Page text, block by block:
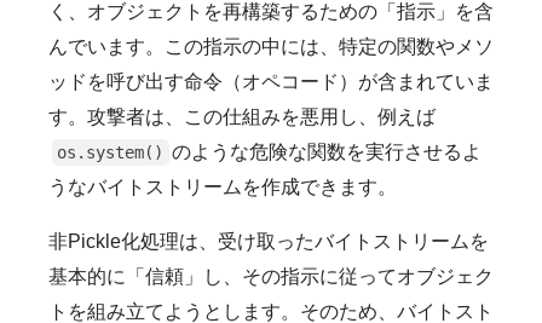
く、オブジェクトを再構築するための「指示」を含
んでいます。この指示の中には、特定の関数やメソ
ッドを呼び出す命令（オペコード）が含まれていま
す。攻撃者は、この仕組みを悪用し、例えば
os.system() のような危険な関数を実行させるよ
うなバイトストリームを作成できます。
非Pickle化処理は、受け取ったバイトストリームを
基本的に「信頼」し、その指示に従ってオブジェク
トを組み立てようとします。そのため、バイトスト